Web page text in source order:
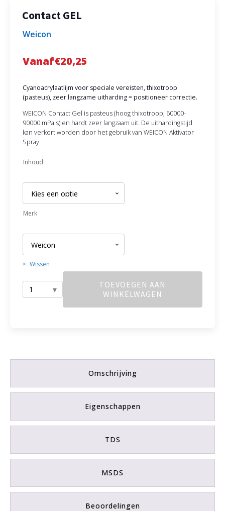
Contact GEL
Weicon
Vanaf€20,25
Cyanoacrylaatlijm voor speciale vereisten, thixotroop
(pasteus), zeer langzame uitharding = positioneer correctie.
WEICON Contact Gel is pasteus (hoog thixotroop; 60000-
90000 mPa.s) en hardt zeer langzaam uit. De uithardingstijd
kan verkort worden door het gebruik van WEICON Aktivator
Spray.
Inhoud
Merk
Wissen
Contact
TOEVOEGEN AAN
WINKELWAGEN
Omschrijving
Eigenschappen
TDS
MSDS
Beoordelingen